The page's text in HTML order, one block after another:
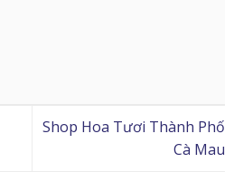
Shop Hoa Tươi Thành Phố
Cà Mau